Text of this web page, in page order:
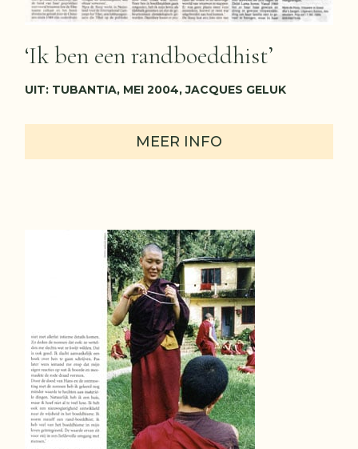
‘Ik ben een randboeddhist’
UIT: TUBANTIA, MEI 2004, JACQUES GELUK
MEER INFO